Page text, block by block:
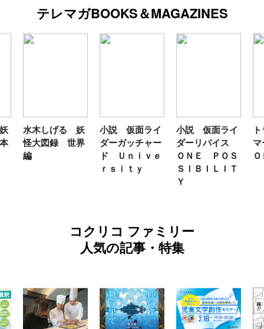
テレマガBOOKS＆MAGAZINES
水木しげる 妖
怪大図録 世界
編
小説 仮面ライ
ダーガッチャー
ド Ｕｎｉｖｅ
ｒｓｉｔｙ
小説 仮面ライ
ダーリバイス
ＯＮＥ ＰＯＳ
ＳＩＢＩＬＩＴ
Ｙ
ト
マ
Ｏ
コクリコ ファミリー
人気の記事・特集